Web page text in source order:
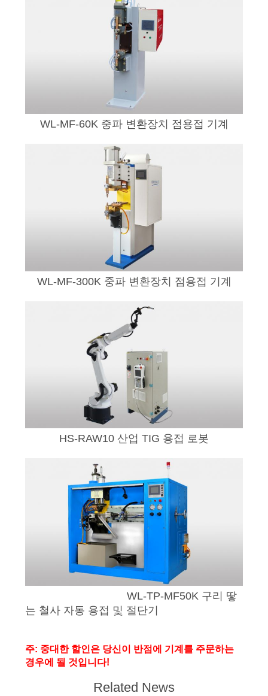
WL-MF-60K 중파 변환장치 점용접 기계
WL-MF-300K 중파 변환장치 점용접 기계
HS-RAW10 산업 TIG 용접 로봇
WL-TP-MF50K 구리 땋
는 철사 자동 용접 및 절단기
주: 중대한 할인은 당신이 반점에 기계를 주문하는
경우에 될 것입니다!
Related News